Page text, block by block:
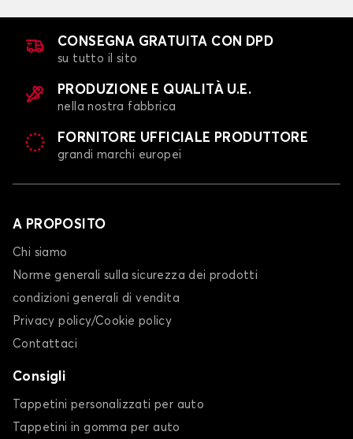
CONSEGNA GRATUITA CON DPD
su tutto il sito
PRODUZIONE E QUALITÀ U.E.
nella nostra fabbrica
FORNITORE UFFICIALE PRODUTTORE
grandi marchi europei
A PROPOSITO
Chi siamo
Norme generali sulla sicurezza dei prodotti
condizioni generali di vendita
Privacy policy/Cookie policy
Contattaci
Consigli
Tappetini personalizzati per auto
Tappetini in gomma per auto